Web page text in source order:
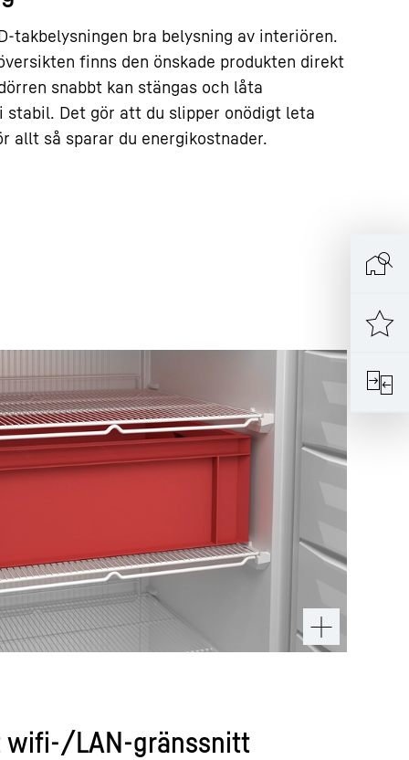
takbelysningen bra belysning av interiören.
finns den önskade produkten direkt
snabbt kan stängas och låta
Det gör att du slipper onödigt leta
allt så sparar du energikostnader.
wifi-/LAN-gränssnitt